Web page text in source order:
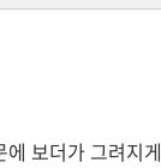
보더가 그려지